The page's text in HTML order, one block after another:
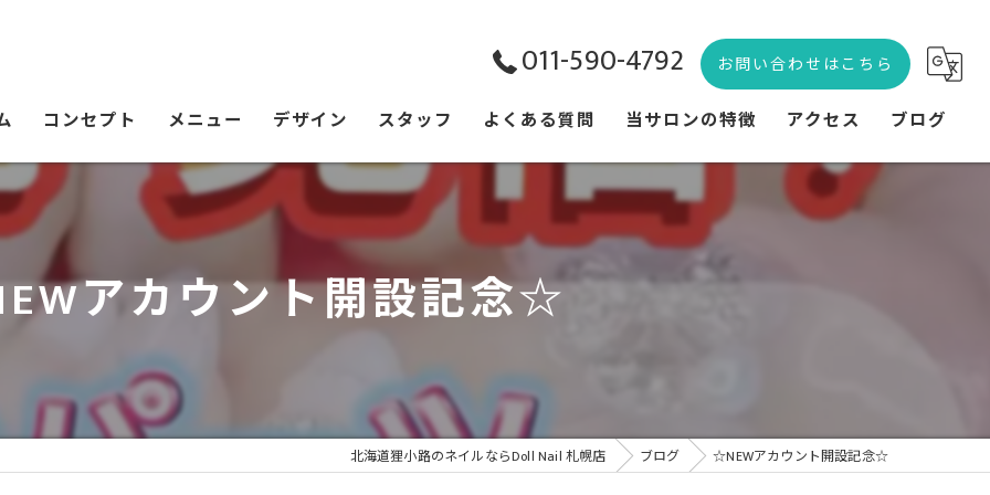
011-590-4792 お問い合わせはこちら
コンセプト メニュー デザイン スタッフ よくある質問 当サロンの特徴
痛ネイル
3Dネイル
アクセス ブログ
アカウント開設記念☆
北海道狸小路のネイルならDoll Nail 札幌店 ブログ ☆NEWアカウント開設記念☆